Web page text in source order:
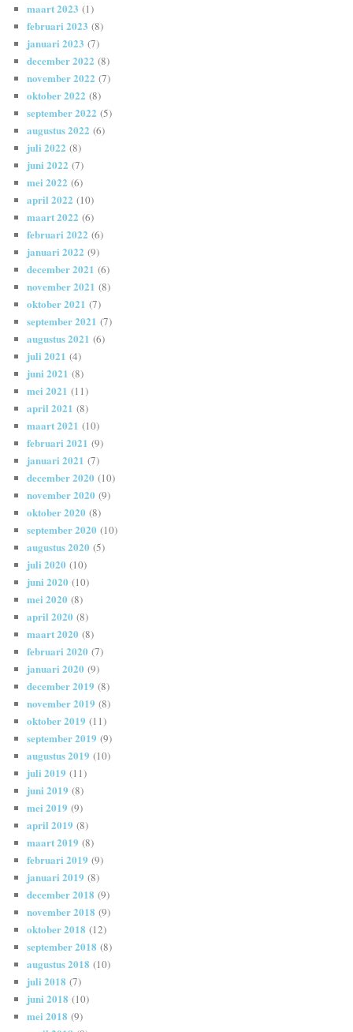
maart 2023 (1)
februari 2023 (8)
januari 2023 (7)
december 2022 (8)
november 2022 (7)
oktober 2022 (8)
september 2022 (5)
augustus 2022 (6)
juli 2022 (8)
juni 2022 (7)
mei 2022 (6)
april 2022 (10)
maart 2022 (6)
februari 2022 (6)
januari 2022 (9)
december 2021 (6)
november 2021 (8)
oktober 2021 (7)
september 2021 (7)
augustus 2021 (6)
juli 2021 (4)
juni 2021 (8)
mei 2021 (11)
april 2021 (8)
maart 2021 (10)
februari 2021 (9)
januari 2021 (7)
december 2020 (10)
november 2020 (9)
oktober 2020 (8)
september 2020 (10)
augustus 2020 (5)
juli 2020 (10)
juni 2020 (10)
mei 2020 (8)
april 2020 (8)
maart 2020 (8)
februari 2020 (7)
januari 2020 (9)
december 2019 (8)
november 2019 (8)
oktober 2019 (11)
september 2019 (9)
augustus 2019 (10)
juli 2019 (11)
juni 2019 (8)
mei 2019 (9)
april 2019 (8)
maart 2019 (8)
februari 2019 (9)
januari 2019 (8)
december 2018 (9)
november 2018 (9)
oktober 2018 (12)
september 2018 (8)
augustus 2018 (10)
juli 2018 (7)
juni 2018 (10)
mei 2018 (9)